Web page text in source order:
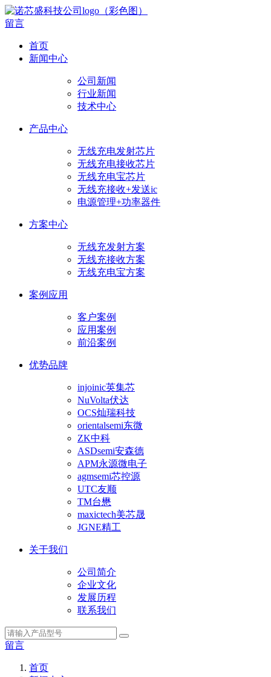
留言
首页
新闻中心
公司新闻
行业新闻
技术中心
产品中心
无线充电发射芯片
无线充电接收芯片
无线充电宝芯片
无线充接收+发送ic
电源管理+功率器件
方案中心
无线充发射方案
无线充接收方案
无线充电宝方案
案例应用
客户案例
应用案例
前沿案例
优势品牌
injoinic英集芯
NuVolta伏达
OCS灿瑞科技
orientalsemi东微
ZK中科
ASDsemi安森德
APM永源微电子
agmsemi芯控源
UTC友顺
TM台懋
maxictech美芯晟
JGNE精工
关于我们
公司简介
企业文化
发展历程
联系我们
留言
首页